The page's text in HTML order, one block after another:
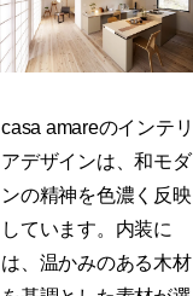
casa amareのインテリ
アデザインは、和モダ
ンの精神を色濃く反映
しています。内装に
は、温かみのある木材